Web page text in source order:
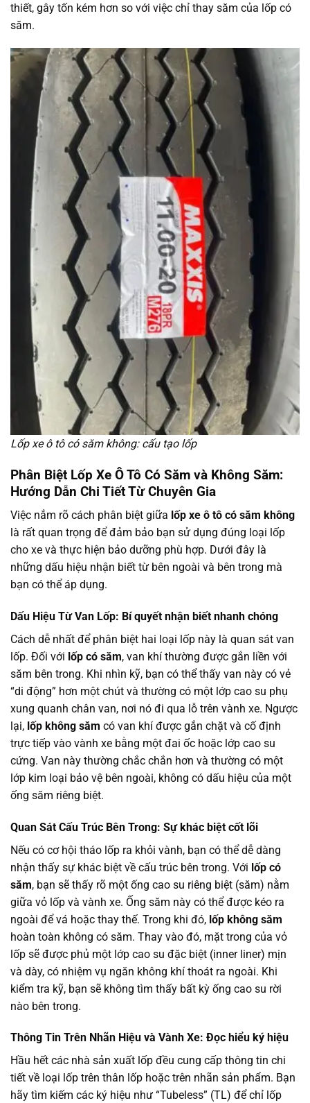
thiết, gây tốn kém hơn so với việc chỉ thay săm của lốp có
săm.
Lốp xe ô tô có săm không: cấu tạo lốp
Phân Biệt Lốp Xe Ô Tô Có Săm và Không Săm:
Hướng Dẫn Chi Tiết Từ Chuyên Gia
Việc nắm rõ cách phân biệt giữa lốp xe ô tô có săm không
là rất quan trọng để đảm bảo bạn sử dụng đúng loại lốp
cho xe và thực hiện bảo dưỡng phù hợp. Dưới đây là
những dấu hiệu nhận biết từ bên ngoài và bên trong mà
bạn có thể áp dụng.
Dấu Hiệu Từ Van Lốp: Bí quyết nhận biết nhanh chóng
Cách dễ nhất để phân biệt hai loại lốp này là quan sát van
lốp. Đối với lốp có săm, van khí thường được gắn liền với
săm bên trong. Khi nhìn kỹ, bạn có thể thấy van này có vẻ
“di động” hơn một chút và thường có một lớp cao su phụ
xung quanh chân van, nơi nó đi qua lỗ trên vành xe. Ngược
lại, lốp không săm có van khí được gắn chặt và cố định
trực tiếp vào vành xe bằng một đai ốc hoặc lớp cao su
cứng. Van này thường chắc chắn hơn và thường có một
lớp kim loại bảo vệ bên ngoài, không có dấu hiệu của một
ống săm riêng biệt.
Quan Sát Cấu Trúc Bên Trong: Sự khác biệt cốt lõi
Nếu có cơ hội tháo lốp ra khỏi vành, bạn có thể dễ dàng
nhận thấy sự khác biệt về cấu trúc bên trong. Với lốp có
săm, bạn sẽ thấy rõ một ống cao su riêng biệt (săm) nằm
giữa vỏ lốp và vành xe. Ống săm này có thể được kéo ra
ngoài để vá hoặc thay thế. Trong khi đó, lốp không săm
hoàn toàn không có săm. Thay vào đó, mặt trong của vỏ
lốp sẽ được phủ một lớp cao su đặc biệt (inner liner) mịn
và dày, có nhiệm vụ ngăn không khí thoát ra ngoài. Khi
kiểm tra kỹ, bạn sẽ không tìm thấy bất kỳ ống cao su rời
nào bên trong.
Thông Tin Trên Nhãn Hiệu và Vành Xe: Đọc hiểu ký hiệu
Hầu hết các nhà sản xuất lốp đều cung cấp thông tin chi
tiết về loại lốp trên thân lốp hoặc trên nhãn sản phẩm. Bạn
hãy tìm kiếm các ký hiệu như “Tubeless” (TL) để chỉ lốp